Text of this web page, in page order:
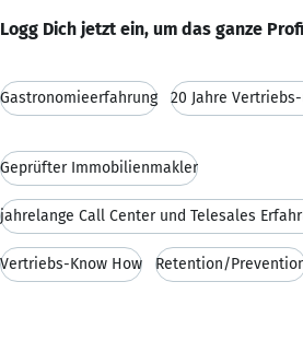
Logg Dich jetzt ein, um das ganze
Gastronomieerfahrung 20 Jahre
Geprüfter Immobilienmakler
jahrelange Call Center und Telesales
Vertriebs-Know How Retention/